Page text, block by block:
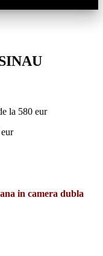
la 580 eur
in camera dubla